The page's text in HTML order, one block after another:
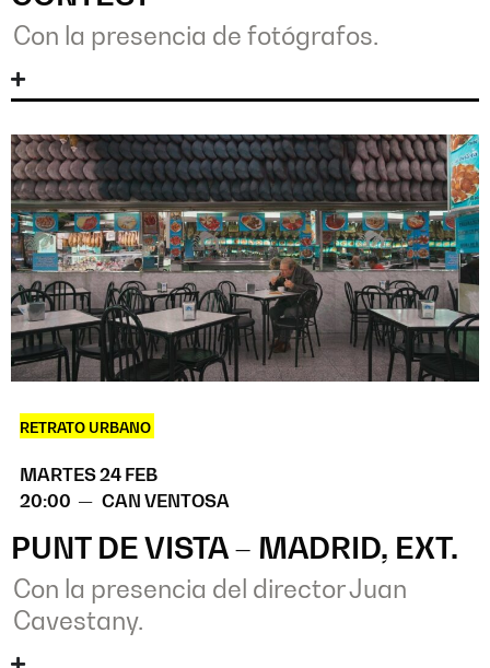
Con la presencia de fotógrafos.
RETRATO URBANO
MARTES 24 FEB
20:00 — CAN VENTOSA
PUNT DE VISTA – MADRID, EXT.
Con la presencia del director Juan
Cavestany.